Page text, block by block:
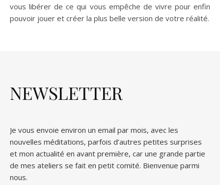
vous libérer de ce qui vous empêche de vivre pour enfin
pouvoir jouer et créer la plus belle version de votre réalité.
NEWSLETTER
Je vous envoie environ un email par mois, avec les
nouvelles méditations, parfois d’autres petites surprises
et mon actualité en avant première, car une grande partie
de mes ateliers se fait en petit comité. Bienvenue parmi
nous.